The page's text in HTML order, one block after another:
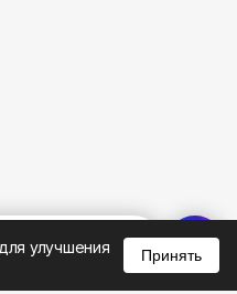
улучшения
Принять